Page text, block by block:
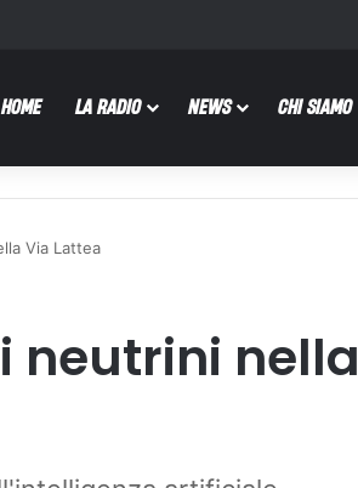
HOME LA RADIO NEWS CHI SIAMO
Via Lattea
neutrini nella